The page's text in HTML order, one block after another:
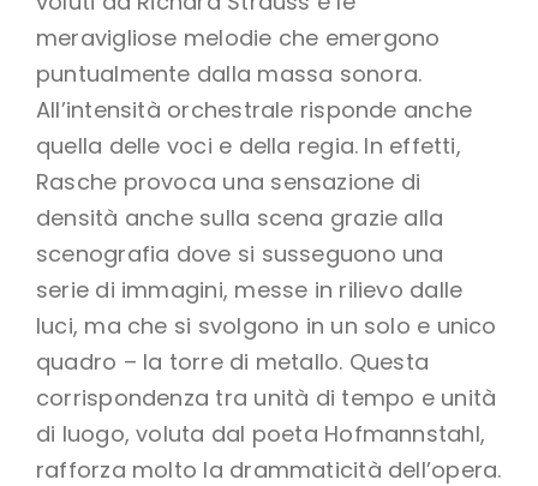
meravigliose melodie che emergono
puntualmente dalla massa sonora.
All’intensità orchestrale risponde anche
quella delle voci e della regia. In effetti,
Rasche provoca una sensazione di
densità anche sulla scena grazie alla
scenografia dove si susseguono una
serie di immagini, messe in rilievo dalle
luci, ma che si svolgono in un solo e unico
quadro – la torre di metallo. Questa
corrispondenza tra unità di tempo e unità
di luogo, voluta dal poeta Hofmannstahl,
rafforza molto la drammaticità dell’opera.